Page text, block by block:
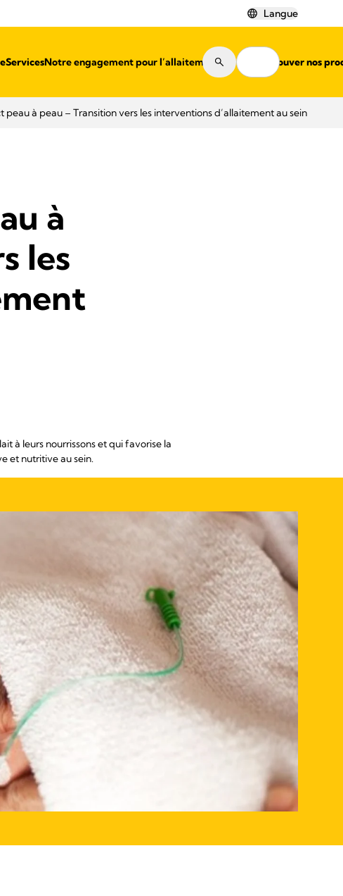
Langue
ServicesNotre engagement pour l’allaitement Où trouver nos
peau à peau – Transition vers les interventions d’allaitement au sein
à
les
à leurs nourrissons et qui favorise la
et nutritive au sein.